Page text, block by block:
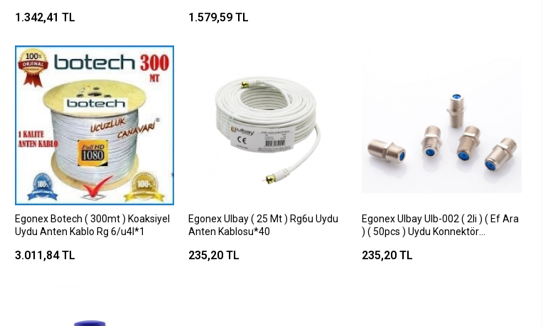
Port&2pcs Ampul Kablolu &
1.342,41 TL
Ampul Kablolu&powerbank*12
1.579,59 TL
Egonex Botech ( 300mt ) Koaksiyel
Uydu Anten Kablo Rg 6/u4l*1
3.011,84 TL
Egonex Ulbay ( 25 Mt ) Rg6u Uydu
Anten Kablosu*40
235,20 TL
Egonex Ulbay Ulb-002 ( 2li ) ( Ef Ara
) ( 50pcs ) Uydu Konnektör
235,20 TL